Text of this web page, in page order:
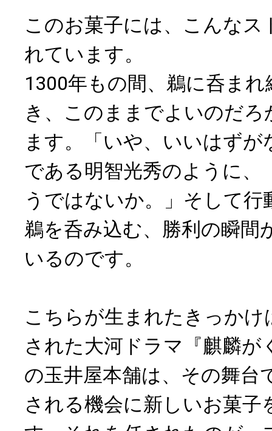
このお菓子には、こんなス
れています。
1300年もの間、鵜に呑ま
き、このままでよいのだ
ます。「いや、いいはずが
である明智光秀のように、
うではないか。」そして行
鵜を呑み込む、勝利の瞬間
いるのです。
こちらが生まれたきっかけ
された大河ドラマ『麒麟が
の玉井屋本舗は、その舞台
される機会に新しいお菓子